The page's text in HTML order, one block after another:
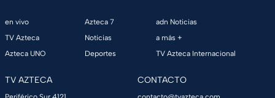
en vivo
TV Azteca
Azteca UNO
Azteca 7
Noticias
Deportes
adn Noticias
a más +
TV Azteca Internacional
TV AZTECA CONTACTO